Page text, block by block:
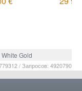
Gold
/ Запросов: 4920790